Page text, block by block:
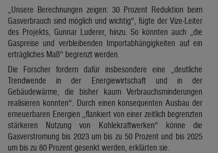
„Unsere Berechnungen zeigen: 30 Prozent Reduktion beim
Gasverbrauch sind möglich und wichtig“, fügte der Vize-Leiter
des Projekts, Gunnar Luderer, hinzu. So könnten auch „die
Gaspreise und verbleibenden Importabhängigkeiten auf ein
erträgliches Maß“ begrenzt werden.
Die Forscher fordern dafür insbesondere eine „deutliche
Trendwende in der Energiewirtschaft und in der
Gebäudewärme, die bisher kaum Verbrauchsminderungen
realisieren konnten“. Durch einen konsequenten Ausbau der
erneuerbaren Energien „flankiert von einer zeitlich begrenzten
stärkeren Nutzung von Kohlekraftwerken“ könne die
Gasverstromung bis 2023 um bis zu 50 Prozent und bis 2025
um bis zu 80 Prozent gesenkt werden, erklärten sie.